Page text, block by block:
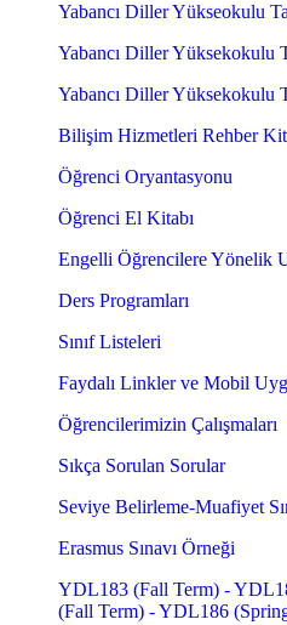
Yabancı Diller Yükseokulu
Yabancı Diller Yüksekokulu
Yabancı Diller Yüksekokulu
Bilişim Hizmetleri Rehber
Öğrenci Oryantasyonu
Öğrenci El Kitabı
Engelli Öğrencilere Yönelik
Ders Programları
Sınıf Listeleri
Faydalı Linkler ve Mobil
Öğrencilerimizin Çalışmaları
Sıkça Sorulan Sorular
Seviye Belirleme-Muafiyet
Erasmus Sınavı Örneği
YDL183 (Fall Term) -
(Fall Term) - YDL186 (Spring